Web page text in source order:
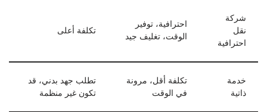
شركة
نقل
احترافية
احترافية، توفير
الوقت، تغليف جيد
تكلفة أعلى
خدمة
ذاتية
تكلفة أقل، مرونة
في الوقت
تطلب جهد بدني، قد
تكون غير منظمة